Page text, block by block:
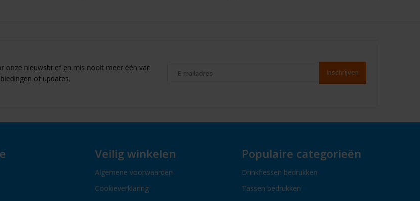
onze nieuwsbrief en mis nooit meer één van
of updates.
Veilig winkelen
Algemene voorwaarden
Cookieverklaring
Populaire categorieën
Drinkflessen bedrukken
Tassen bedrukken